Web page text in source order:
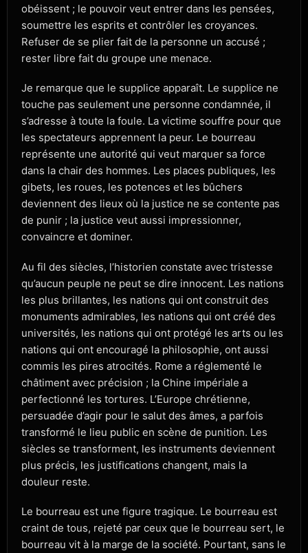
obéissent ; le pouvoir veut entrer dans les pensées,
soumettre les esprits et contrôler les croyances.
Refuser de se plier fait de la personne un accusé ;
rester libre fait du groupe une menace.
Je remarque que le supplice apparaît. Le supplice ne
touche pas seulement une personne condamnée, il
s’adresse à toute la foule. La victime souffre pour que
les spectateurs apprennent la peur. Le bourreau
représente une autorité qui veut marquer sa force
dans la chair des hommes. Les places publiques, les
gibets, les roues, les potences et les bûchers
deviennent des lieux où la justice ne se contente pas
de punir ; la justice veut aussi impressionner,
convaincre et dominer.
Au fil des siècles, l’historien constate avec tristesse
qu’aucun peuple ne peut se dire innocent. Les nations
les plus brillantes, les nations qui ont construit des
monuments admirables, les nations qui ont créé des
universités, les nations qui ont protégé les arts ou les
nations qui ont encouragé la philosophie, ont aussi
commis les pires atrocités. Rome a réglementé le
châtiment avec précision ; la Chine impériale a
perfectionné les tortures. L’Europe chrétienne,
persuadée d’agir pour le salut des âmes, a parfois
transformé le lieu public en scène de punition. Les
siècles se transforment, les instruments deviennent
plus précis, les justifications changent, mais la
douleur reste.
Le bourreau est une figure tragique. Le bourreau est
craint de tous, rejeté par ceux que le bourreau sert, le
bourreau vit à la marge de la société. Pourtant, sans le